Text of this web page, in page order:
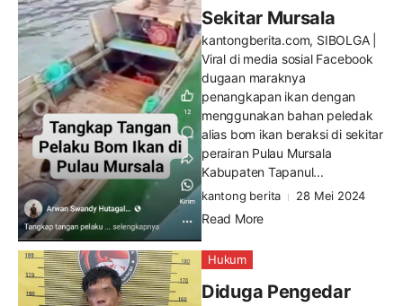
Sekitar Mursala
kantongberita.com, SIBOLGA |
Viral di media sosial Facebook
dugaan maraknya
penangkapan ikan dengan
menggunakan bahan peledak
alias bom ikan beraksi di sekitar
perairan Pulau Mursala
Kabupaten Tapanul...
kantong berita 28 Mei 2024
Read More
Hukum
Diduga Pengedar